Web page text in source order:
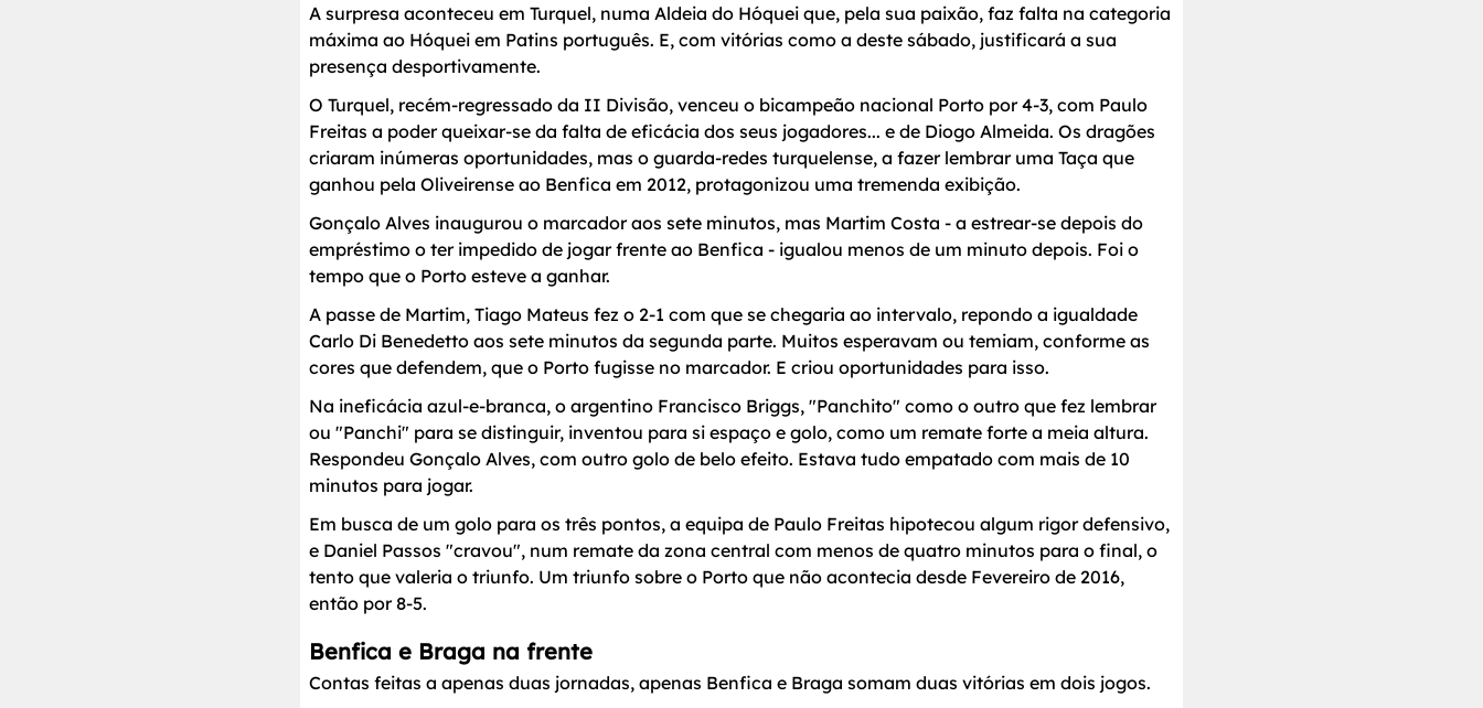
A surpresa aconteceu em Turquel, numa Aldeia do Hóquei que, pela sua paixão, faz falta na categoria
máxima ao Hóquei em Patins português. E, com vitórias como a deste sábado, justificará a sua
presença desportivamente.
O Turquel, recém-regressado da II Divisão, venceu o bicampeão nacional Porto por 4-3, com Paulo
Freitas a poder queixar-se da falta de eficácia dos seus jogadores... e de Diogo Almeida. Os dragões
criaram inúmeras oportunidades, mas o guarda-redes turquelense, a fazer lembrar uma Taça que
ganhou pela Oliveirense ao Benfica em 2012, protagonizou uma tremenda exibição.
Gonçalo Alves inaugurou o marcador aos sete minutos, mas Martim Costa - a estrear-se depois do
empréstimo o ter impedido de jogar frente ao Benfica - igualou menos de um minuto depois. Foi o
tempo que o Porto esteve a ganhar.
A passe de Martim, Tiago Mateus fez o 2-1 com que se chegaria ao intervalo, repondo a igualdade
Carlo Di Benedetto aos sete minutos da segunda parte. Muitos esperavam ou temiam, conforme as
cores que defendem, que o Porto fugisse no marcador. E criou oportunidades para isso.
Na ineficácia azul-e-branca, o argentino Francisco Briggs, "Panchito" como o outro que fez lembrar
ou "Panchi" para se distinguir, inventou para si espaço e golo, como um remate forte a meia altura.
Respondeu Gonçalo Alves, com outro golo de belo efeito. Estava tudo empatado com mais de 10
minutos para jogar.
Em busca de um golo para os três pontos, a equipa de Paulo Freitas hipotecou algum rigor defensivo,
e Daniel Passos "cravou", num remate da zona central com menos de quatro minutos para o final, o
tento que valeria o triunfo. Um triunfo sobre o Porto que não acontecia desde Fevereiro de 2016,
então por 8-5.
Benfica e Braga na frente
Contas feitas a apenas duas jornadas, apenas Benfica e Braga somam duas vitórias em dois jogos.